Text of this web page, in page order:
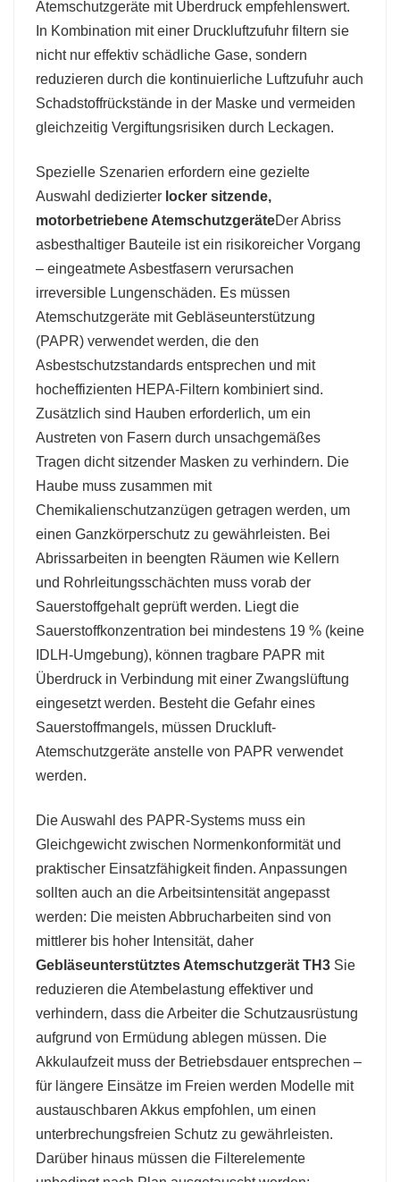
Atemschutzgeräte mit Überdruck empfehlenswert.
In Kombination mit einer Druckluftzufuhr filtern sie
nicht nur effektiv schädliche Gase, sondern
reduzieren durch die kontinuierliche Luftzufuhr auch
Schadstoffrückstände in der Maske und vermeiden
gleichzeitig Vergiftungsrisiken durch Leckagen.
Spezielle Szenarien erfordern eine gezielte
Auswahl dedizierter locker sitzende,
motorbetriebene AtemschutzgeräteDer Abriss
asbesthaltiger Bauteile ist ein risikoreicher Vorgang
– eingeatmete Asbestfasern verursachen
irreversible Lungenschäden. Es müssen
Atemschutzgeräte mit Gebläseunterstützung
(PAPR) verwendet werden, die den
Asbestschutzstandards entsprechen und mit
hocheffizienten HEPA-Filtern kombiniert sind.
Zusätzlich sind Hauben erforderlich, um ein
Austreten von Fasern durch unsachgemäßes
Tragen dicht sitzender Masken zu verhindern. Die
Haube muss zusammen mit
Chemikalienschutzanzügen getragen werden, um
einen Ganzkörperschutz zu gewährleisten. Bei
Abrissarbeiten in beengten Räumen wie Kellern
und Rohrleitungsschächten muss vorab der
Sauerstoffgehalt geprüft werden. Liegt die
Sauerstoffkonzentration bei mindestens 19 % (keine
IDLH-Umgebung), können tragbare PAPR mit
Überdruck in Verbindung mit einer Zwangslüftung
eingesetzt werden. Besteht die Gefahr eines
Sauerstoffmangels, müssen Druckluft-
Atemschutzgeräte anstelle von PAPR verwendet
werden.
Die Auswahl des PAPR-Systems muss ein
Gleichgewicht zwischen Normenkonformität und
praktischer Einsatzfähigkeit finden. Anpassungen
sollten auch an die Arbeitsintensität angepasst
werden: Die meisten Abbrucharbeiten sind von
mittlerer bis hoher Intensität, daher
Gebläseunterstütztes Atemschutzgerät TH3 Sie
reduzieren die Atembelastung effektiver und
verhindern, dass die Arbeiter die Schutzausrüstung
aufgrund von Ermüdung ablegen müssen. Die
Akkulaufzeit muss der Betriebsdauer entsprechen –
für längere Einsätze im Freien werden Modelle mit
austauschbaren Akkus empfohlen, um einen
unterbrechungsfreien Schutz zu gewährleisten.
Darüber hinaus müssen die Filterelemente